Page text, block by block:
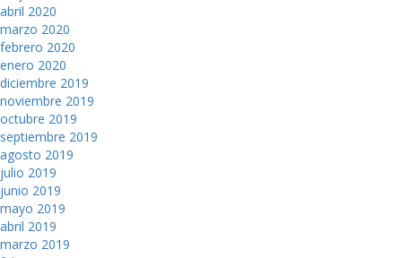
abril 2020
marzo 2020
febrero 2020
enero 2020
diciembre 2019
noviembre 2019
octubre 2019
septiembre 2019
agosto 2019
julio 2019
junio 2019
mayo 2019
abril 2019
marzo 2019